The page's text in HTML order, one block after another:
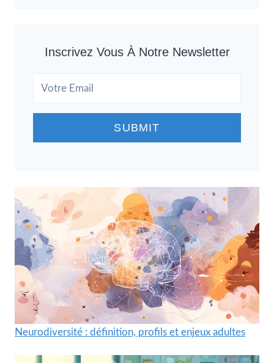
Inscrivez Vous À Notre Newsletter
SUBMIT
Neurodiversité : définition, profils et enjeux adultes